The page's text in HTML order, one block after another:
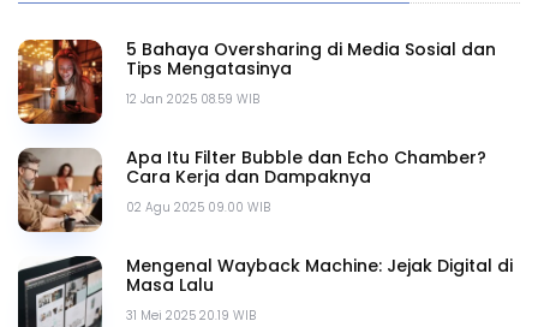
12 Jan 2025 08.59 WIB
5 Bahaya Oversharing di Media Sosial dan
Tips Mengatasinya
02 Agu 2025 09.00 WIB
Apa Itu Filter Bubble dan Echo Chamber?
Cara Kerja dan Dampaknya
31 Mei 2025 20.19 WIB
Mengenal Wayback Machine: Jejak Digital di
Masa Lalu